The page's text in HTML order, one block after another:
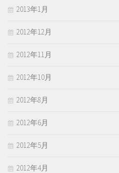
2013年1月
2012年12月
2012年11月
2012年10月
2012年8月
2012年6月
2012年5月
2012年4月